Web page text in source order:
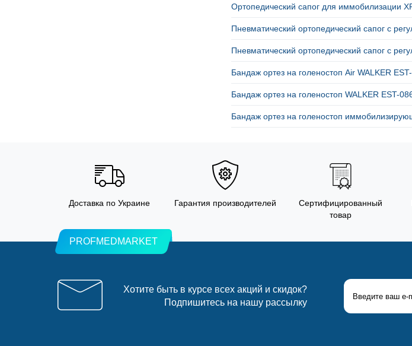
Ортопедический сапог для иммобилизации
Пневматический ортопедический сапог с
Пневматический ортопедический сапог с
Бандаж ортез на голеностоп Air WALKER
Бандаж ортез на голеностоп WALKER EST-
Бандаж ортез на голеностоп
Доставка по Украине Гарантия производителей
Сертифицированный
товар
PROFMEDMARKET
Хотите быть в курсе всех акций и скидок?
Подпишитесь на нашу рассылку